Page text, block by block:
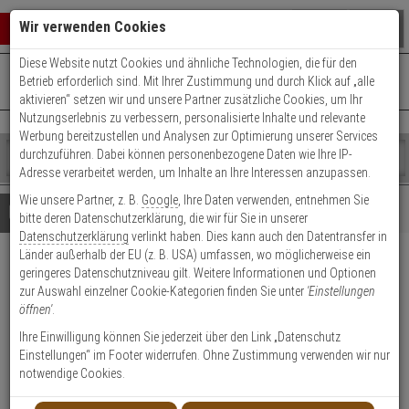
Warenkorb schließen
0 ARTIKEL IM WARENKORB
Ihr Warenkorb ist momentan leer.
Ergebnisse ()
Fertig
Shop
durchsuchen
Bitte
geben
Sie
mindestens
Zeichen
ein,
um
Suche
Es
wurde
noch
Kategorien
Suche
gestartet
+49 (0)821 899 493-0Mo. - Do.: 8:00 - 16:30 | Fr.: 8:00 - 14:00 Uhr
Kontaktservice nutzen
Details Beratung
HIKVision DS-2CD3B46G2T-
IZHS(2.8-12mm)(C) IP-Cam
Produktmerkmale
Wir verwenden Cookies
Diese Website nutzt Cookies und ähnliche Technologien, die für den
Betrieb erforderlich sind. Mit Ihrer Zustimmung und durch Klick auf „alle
aktivieren“ setzen wir und unsere Partner zusätzliche Cookies, um Ihr
Nutzungserlebnis zu verbessern, personalisierte Inhalte und relevante
Werbung bereitzustellen und Analysen zur Optimierung unserer Services
durchzuführen. Dabei können personenbezogene Daten wie Ihre IP-
Adresse verarbeitet werden, um Inhalte an Ihre Interessen anzupassen.
Wie unsere Partner, z. B. Google , Ihre Daten verwenden, entnehmen Sie
bitte deren Datenschutzerklärung, die wir für Sie in unserer
Datenschutzerklärung verlinkt haben. Dies kann auch den Datentransfer in
Länder außerhalb der EU (z. B. USA) umfassen, wo möglicherweise ein
geringeres Datenschutzniveau gilt. Weitere Informationen und Optionen
zur Auswahl einzelner Cookie-Kategorien finden Sie unter 'Einstellungen
öffnen'.
Ihre Einwilligung können Sie jederzeit über den Link „Datenschutz
Einstellungen“ im Footer widerrufen. Ohne Zustimmung verwenden wir nur
notwendige Cookies.